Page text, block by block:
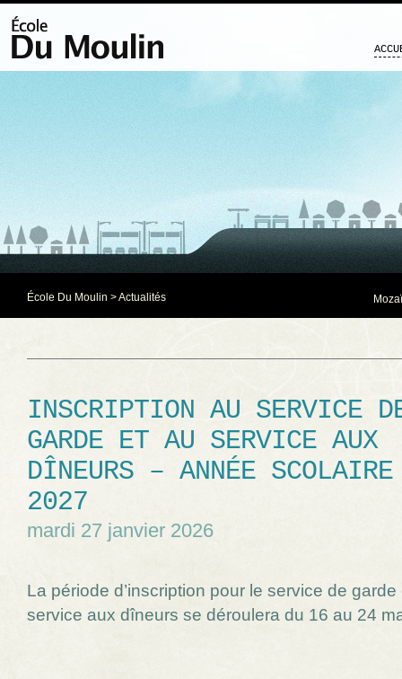
École Du Moulin >Actualités
INSCRIPTION AU SERVICE
GARDE ET AU SERVICE AUX
DÎNEURS – ANNÉE
2027
mardi 27 janvier 2026
La période d’inscription pour le service de garde
service aux dîneurs se déroulera du 16 au 24